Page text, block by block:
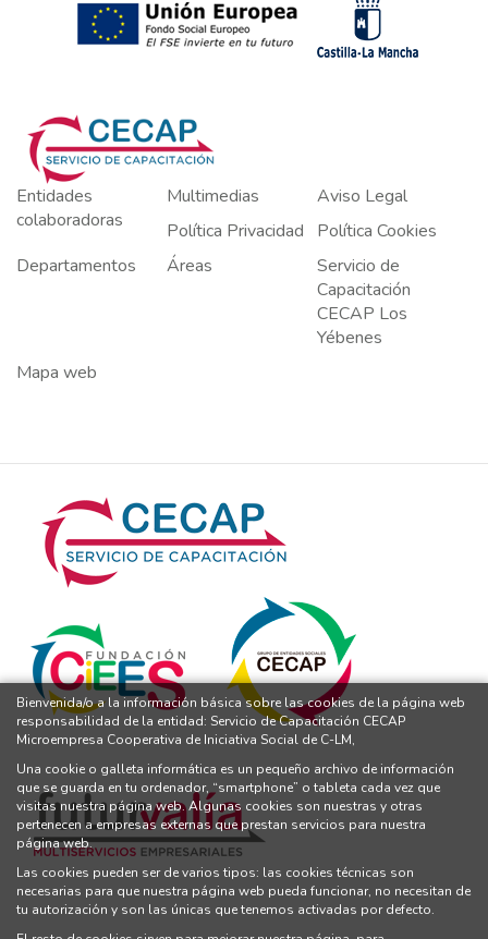
Entidades
colaboradoras
Multimedias
Aviso Legal
Política Privacidad
Política Cookies
Departamentos
Áreas
Servicio de
Capacitación
CECAP Los
Yébenes
Mapa web
Bienvenida/o a la información básica sobre las cookies de la página web
responsabilidad de la entidad: Servicio de Capacitación CECAP
Microempresa Cooperativa de Iniciativa Social de C-LM,
Una cookie o galleta informática es un pequeño archivo de información
que se guarda en tu ordenador, “smartphone” o tableta cada vez que
visitas nuestra página web. Algunas cookies son nuestras y otras
pertenecen a empresas externas que prestan servicios para nuestra
página web.
Las cookies pueden ser de varios tipos: las cookies técnicas son
necesarias para que nuestra página web pueda funcionar, no necesitan de
tu autorización y son las únicas que tenemos activadas por defecto.